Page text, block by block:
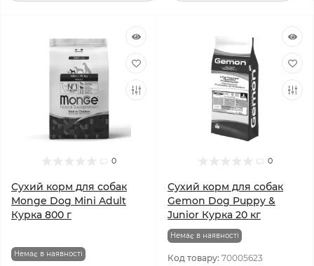
0
Сухий корм для собак
Monge Dog Mini Adult
Курка 800 г
Немає в наявності
0
Сухий корм для собак
Gemon Dog Puppy &
Junior Курка 20 кг
Немає в наявності
Код товару: 70005623